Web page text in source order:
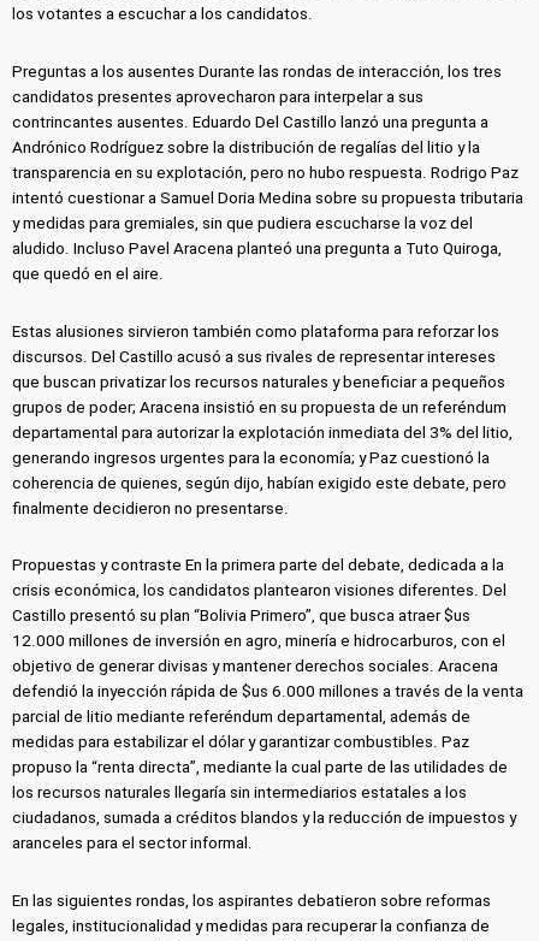
los votantes a escuchar a los candidatos.
Preguntas a los ausentes Durante las rondas de interacción, los tres
candidatos presentes aprovecharon para interpelar a sus
contrincantes ausentes. Eduardo Del Castillo lanzó una pregunta a
Andrónico Rodríguez sobre la distribución de regalías del litio y la
transparencia en su explotación, pero no hubo respuesta. Rodrigo Paz
intentó cuestionar a Samuel Doria Medina sobre su propuesta tributaria
y medidas para gremiales, sin que pudiera escucharse la voz del
aludido. Incluso Pavel Aracena planteó una pregunta a Tuto Quiroga,
que quedó en el aire.
Estas alusiones sirvieron también como plataforma para reforzar los
discursos. Del Castillo acusó a sus rivales de representar intereses
que buscan privatizar los recursos naturales y beneficiar a pequeños
grupos de poder; Aracena insistió en su propuesta de un referéndum
departamental para autorizar la explotación inmediata del 3% del litio,
generando ingresos urgentes para la economía; y Paz cuestionó la
coherencia de quienes, según dijo, habían exigido este debate, pero
finalmente decidieron no presentarse.
Propuestas y contraste En la primera parte del debate, dedicada a la
crisis económica, los candidatos plantearon visiones diferentes. Del
Castillo presentó su plan “Bolivia Primero”, que busca atraer $us
12.000 millones de inversión en agro, minería e hidrocarburos, con el
objetivo de generar divisas y mantener derechos sociales. Aracena
defendió la inyección rápida de $us 6.000 millones a través de la venta
parcial de litio mediante referéndum departamental, además de
medidas para estabilizar el dólar y garantizar combustibles. Paz
propuso la “renta directa”, mediante la cual parte de las utilidades de
los recursos naturales llegaría sin intermediarios estatales a los
ciudadanos, sumada a créditos blandos y la reducción de impuestos y
aranceles para el sector informal.
En las siguientes rondas, los aspirantes debatieron sobre reformas
legales, institucionalidad y medidas para recuperar la confianza de